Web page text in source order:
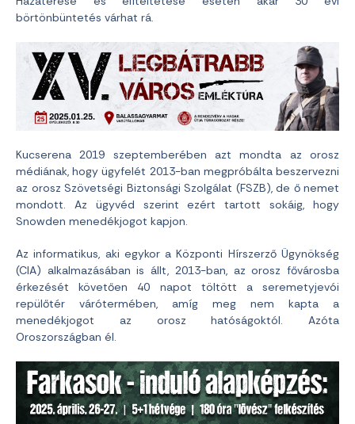
börtönbüntetés várhat rá.
Kucserena 2019 szeptemberében azt mondta az orosz
médiának, hogy ügyfelét 2013-ban megpróbálta beszervezni
az orosz Szövetségi Biztonsági Szolgálat (FSZB), de ő nemet
mondott. Az ügyvéd szerint ezért tartott sokáig, hogy
Snowden menedékjogot kapjon.
Az informatikus, aki egykor a Központi Hírszerző Ügynökség
(CIA) alkalmazásában is állt, 2013-ban, az orosz fővárosba
érkezését követően 40 napot töltött a seremetyjevói
repülőtér várótermében, amíg meg nem kapta a
menedékjogot az orosz hatóságoktól. Azóta
Oroszországban él.